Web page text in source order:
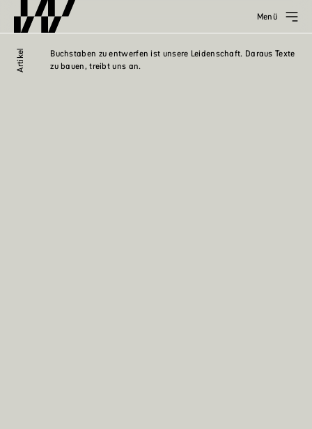
Menü
Artikel
Buchstaben zu entwerfen ist unsere Leidenschaft. Daraus Texte
zu bauen, treibt uns an.